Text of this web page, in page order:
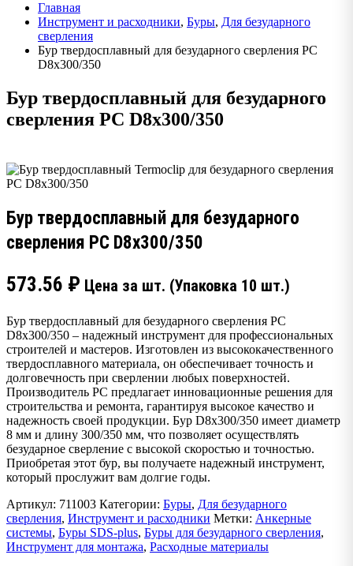
Главная
Инструмент и расходники, Буры, Для безударного
сверления
Бур твердосплавный для безударного сверления PC
D8x300/350
Бур твердосплавный для безударного
сверления PC D8x300/350
Бур твердосплавный для безударного
сверления PC D8x300/350
573.56 ₽ Цена за шт. (Упаковка 10 шт.)
Бур твердосплавный для безударного сверления PC
D8x300/350 – надежный инструмент для профессиональных
строителей и мастеров. Изготовлен из высококачественного
твердосплавного материала, он обеспечивает точность и
долговечность при сверлении любых поверхностей.
Производитель PC предлагает инновационные решения для
строительства и ремонта, гарантируя высокое качество и
надежность своей продукции. Бур D8x300/350 имеет диаметр
8 мм и длину 300/350 мм, что позволяет осуществлять
безударное сверление с высокой скоростью и точностью.
Приобретая этот бур, вы получаете надежный инструмент,
который прослужит вам долгие годы.
Артикул: 711003 Категории: Буры, Для безударного
сверления, Инструмент и расходники Метки: Анкерные
системы, Буры SDS-plus, Буры для безударного сверления,
Инструмент для монтажа, Расходные материалы